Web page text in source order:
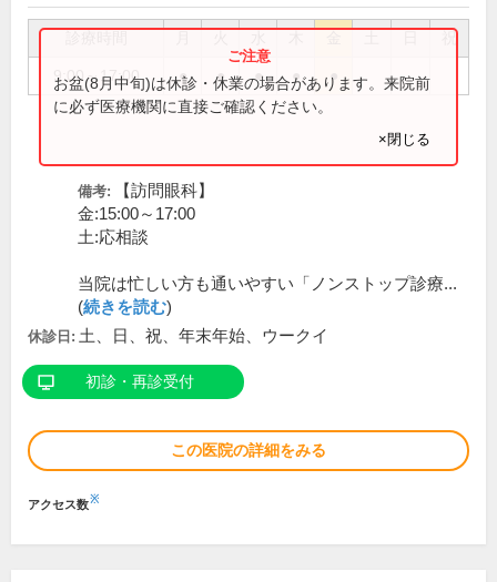
祝
9:00～17:00 ● ● ● ● ●
お盆(8月中旬)は休診・休業の場合があります。来院前
に必ず医療機関に直接ご確認ください。
×閉じる
備考:
【訪問眼科】
金:15:00～17:00
土:応相談
当院は忙しい方も通いやすい「ノンストップ診療...
(続きを読む)
休診日: 土、日、祝、年末年始、ウークイ
初診・再診受付
この医院の詳細をみる
アクセス数※